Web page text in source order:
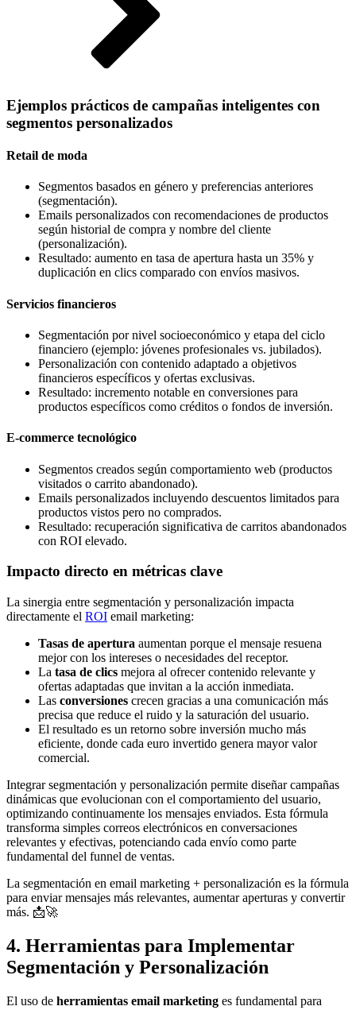
Ejemplos prácticos de campañas inteligentes con
segmentos personalizados
Retail de moda
Segmentos basados en género y preferencias anteriores
(segmentación).
Emails personalizados con recomendaciones de productos
según historial de compra y nombre del cliente
(personalización).
Resultado: aumento en tasa de apertura hasta un 35% y
duplicación en clics comparado con envíos masivos.
Servicios financieros
Segmentación por nivel socioeconómico y etapa del ciclo
financiero (ejemplo: jóvenes profesionales vs. jubilados).
Personalización con contenido adaptado a objetivos
financieros específicos y ofertas exclusivas.
Resultado: incremento notable en conversiones para
productos específicos como créditos o fondos de inversión.
E-commerce tecnológico
Segmentos creados según comportamiento web (productos
visitados o carrito abandonado).
Emails personalizados incluyendo descuentos limitados para
productos vistos pero no comprados.
Resultado: recuperación significativa de carritos abandonados
con ROI elevado.
Impacto directo en métricas clave
La sinergia entre segmentación y personalización impacta
directamente el ROI email marketing:
Tasas de apertura aumentan porque el mensaje resuena
mejor con los intereses o necesidades del receptor.
La tasa de clics mejora al ofrecer contenido relevante y
ofertas adaptadas que invitan a la acción inmediata.
Las conversiones crecen gracias a una comunicación más
precisa que reduce el ruido y la saturación del usuario.
El resultado es un retorno sobre inversión mucho más
eficiente, donde cada euro invertido genera mayor valor
comercial.
Integrar segmentación y personalización permite diseñar campañas
dinámicas que evolucionan con el comportamiento del usuario,
optimizando continuamente los mensajes enviados. Esta fórmula
transforma simples correos electrónicos en conversaciones
relevantes y efectivas, potenciando cada envío como parte
fundamental del funnel de ventas.
La segmentación en email marketing + personalización es la fórmula
para enviar mensajes más relevantes, aumentar aperturas y convertir
más. 📩🚀
4. Herramientas para Implementar
Segmentación y Personalización
El uso de herramientas email marketing es fundamental para